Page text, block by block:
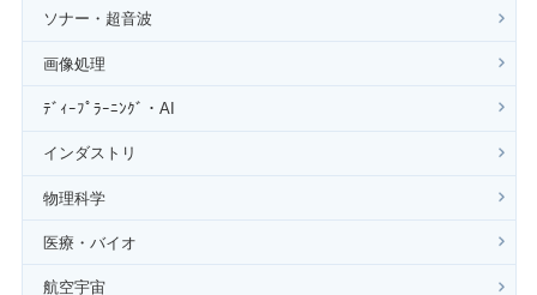
ソナー・超音波
画像処理
ﾃﾞｨｰﾌﾟﾗｰﾆﾝｸﾞ・AI
インダストリ
物理科学
医療・バイオ
航空宇宙